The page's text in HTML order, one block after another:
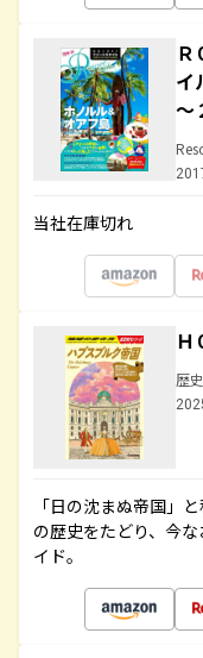
イ
～
当社在庫切れ
Ｈ
歴
「日の沈まぬ帝国」
の歴史をたどり、今
イド。